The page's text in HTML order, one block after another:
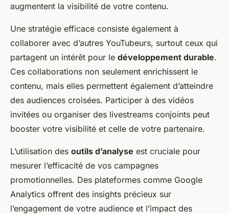
augmentent la visibilité de votre contenu.
Une stratégie efficace consiste également à
collaborer avec d’autres YouTubeurs, surtout ceux qui
partagent un intérêt pour le développement durable.
Ces collaborations non seulement enrichissent le
contenu, mais elles permettent également d’atteindre
des audiences croisées. Participer à des vidéos
invitées ou organiser des livestreams conjoints peut
booster votre visibilité et celle de votre partenaire.
L’utilisation des outils d’analyse est cruciale pour
mesurer l’efficacité de vos campagnes
promotionnelles. Des plateformes comme Google
Analytics offrent des insights précieux sur
l’engagement de votre audience et l’impact des